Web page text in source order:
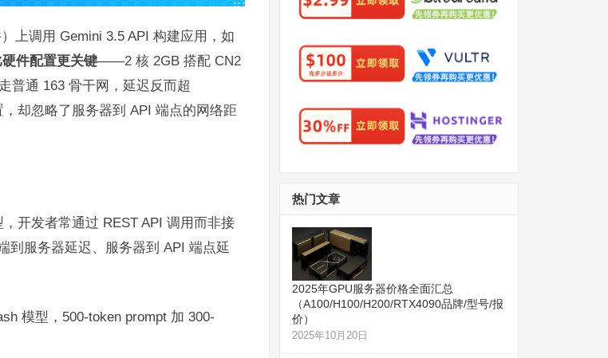
上调用 Gemini 3.5 API 构建应用，如
件配置更关键——2 核 2GB 搭配 CN2
普通 163 骨干网，延迟反而超
却忽略了服务器到 API 端点的网络距
开发者常通过 REST API 调用而非接
到服务器延迟、服务器到 API 端点延
模型，500-token prompt 加 300-
热门文章
2025年GPU服务器价格全面汇总
（A100/H100/H200/RTX4090品牌/型号/报
价）
2025年10月20日